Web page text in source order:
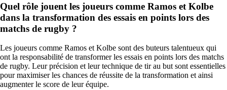
Quel rôle jouent les joueurs comme Ramos et Kolbe
dans la transformation des essais en points lors des
matchs de rugby ?
Les joueurs comme Ramos et Kolbe sont des buteurs talentueux qui
ont la responsabilité de transformer les essais en points lors des matchs
de rugby. Leur précision et leur technique de tir au but sont essentielles
pour maximiser les chances de réussite de la transformation et ainsi
augmenter le score de leur équipe.